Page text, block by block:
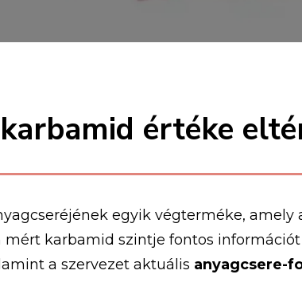
értéke
egyik végterméke, amely
mért karbamid szintje fontos információt
a szervezet aktuális anyagcsere-